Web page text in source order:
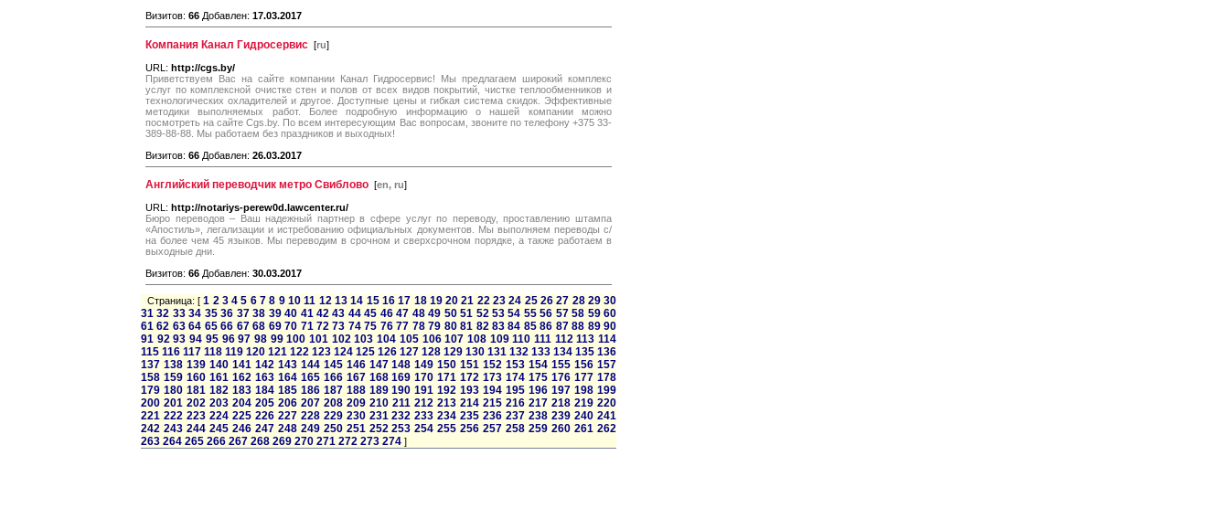
Визитов: 66 Добавлен: 17.03.2017
Компания Канал Гидросервис [ru]
URL: http://cgs.by/
Приветствуем Вас на сайте компании Канал Гидросервис! Мы предлагаем широкий комплекс
услуг по комплексной очистке стен и полов от всех видов покрытий, чистке теплообменников и
технологических охладителей и другое. Доступные цены и гибкая система скидок. Эффективные
методики выполняемых работ. Более подробную информацию о нашей компании можно
посмотреть на сайте Cgs.by. По всем интересующим Вас вопросам, звоните по телефону +375 33-
389-88-88. Мы работаем без праздников и выходных!
Визитов: 66 Добавлен: 26.03.2017
Английский переводчик метро Свиблово [en, ru]
URL: http://notariys-perew0d.lawcenter.ru/
Бюро переводов – Ваш надежный партнер в сфере услуг по переводу, проставлению штампа
«Апостиль», легализации и истребованию официальных документов. Мы выполняем переводы с/
на более чем 45 языков. Мы переводим в срочном и сверхсрочном порядке, а также работаем в
выходные дни.
Визитов: 66 Добавлен: 30.03.2017
Страница: [1 2 3 4 5 6 7 8 9 10 11 12 13 14 15 16 17 18 19 20 21 22 23 24 25 26 27 28 29 30
31 32 33 34 35 36 37 38 39 40 41 42 43 44 45 46 47 48 49 50 51 52 53 54 55 56 57 58 59 60
61 62 63 64 65 66 67 68 69 70 71 72 73 74 75 76 77 78 79 80 81 82 83 84 85 86 87 88 89 90
91 92 93 94 95 96 97 98 99 100 101 102 103 104 105 106 107 108 109 110 111 112 113 114
115 116 117 118 119 120 121 122 123 124 125 126 127 128 129 130 131 132 133 134 135 136
137 138 139 140 141 142 143 144 145 146 147 148 149 150 151 152 153 154 155 156 157
158 159 160 161 162 163 164 165 166 167 168 169 170 171 172 173 174 175 176 177 178
179 180 181 182 183 184 185 186 187 188 189 190 191 192 193 194 195 196 197 198 199
200 201 202 203 204 205 206 207 208 209 210 211 212 213 214 215 216 217 218 219 220
221 222 223 224 225 226 227 228 229 230 231 232 233 234 235 236 237 238 239 240 241
242 243 244 245 246 247 248 249 250 251 252 253 254 255 256 257 258 259 260 261 262
263 264 265 266 267 268 269 270 271 272 273 274 ]